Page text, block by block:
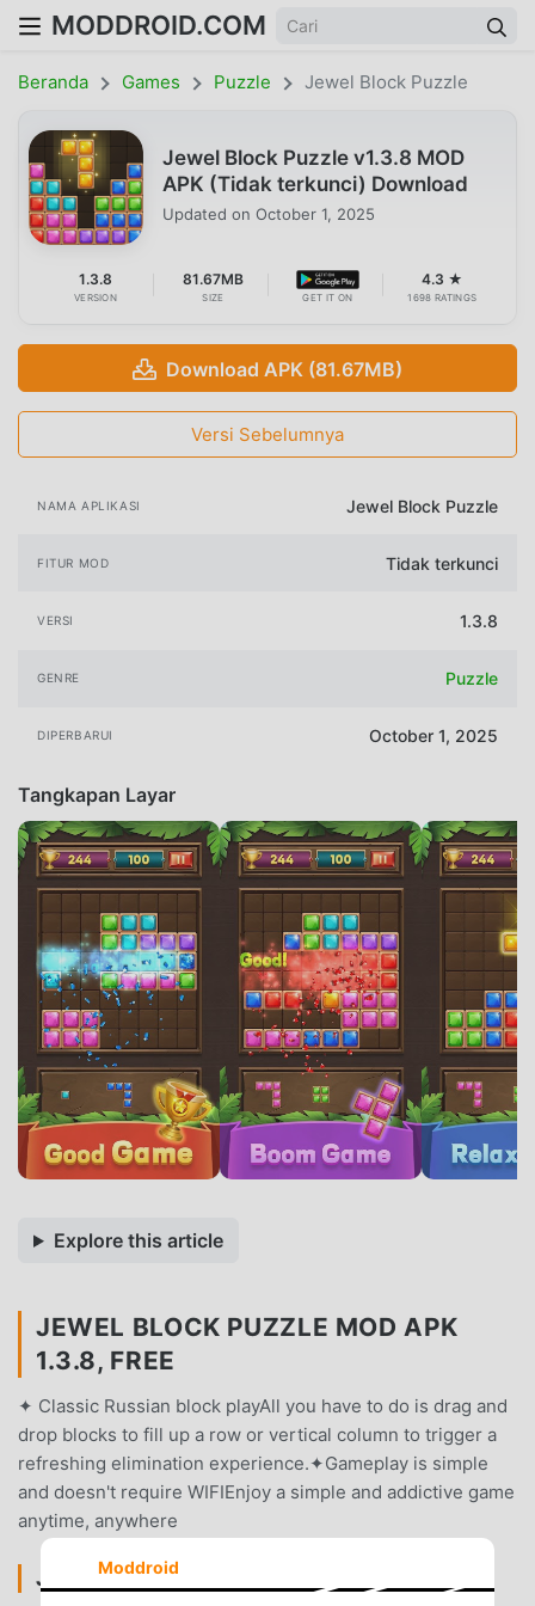
MODDROID.COM
Beranda Games Puzzle Jewel Block Puzzle
Jewel Block Puzzle v1.3.8 MOD
APK (Tidak terkunci) Download
Updated on October 1, 2025
1.3.8
VERSION
81.67MB
SIZE GET IT ON
4.3 ★
1698 RATINGS
Download APK (81.67MB)
Versi Sebelumnya
NAMA APLIKASI Jewel Block Puzzle
FITUR MOD Tidak terkunci
VERSI 1.3.8
GENRE Puzzle
DIPERBARUI October 1, 2025
Tangkapan Layar
Explore this article
JEWEL BLOCK PUZZLE MOD APK
1.3.8, FREE
✦ Classic Russian block playAll you have to do is drag and
drop blocks to fill up a row or vertical column to trigger a
refreshing elimination experience.✦Gameplay is simple
and doesn't require WIFIEnjoy a simple and addictive game
anytime, anywhere
JEWEL BLOCK PUZZLE PENGANTAR
Moddroid